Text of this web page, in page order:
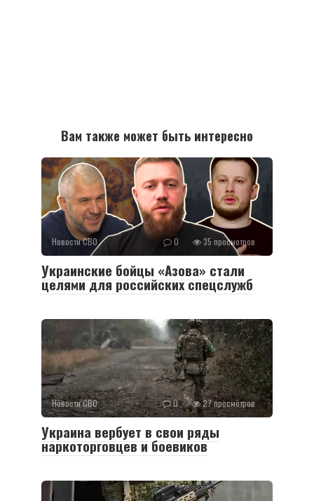
Вам также может быть интересно
Новости СВО 0 35 просмотров
Украинские бойцы «Азова» стали
целями для российских спецслужб
Новости СВО 0 27 просмотров
Украина вербует в свои ряды
наркоторговцев и боевиков